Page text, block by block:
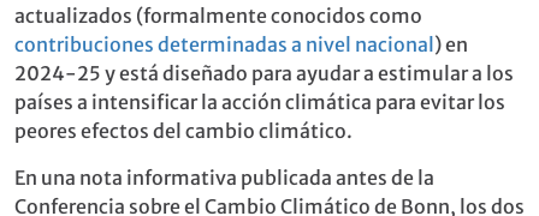
actualizados (formalmente conocidos como
contribuciones determinadas a nivel nacional) en
2024-25 y está diseñado para ayudar a estimular a los
países a intensificar la acción climática para evitar los
peores efectos del cambio climático.
En una nota informativa publicada antes de la
Conferencia sobre el Cambio Climático de Bonn, los dos